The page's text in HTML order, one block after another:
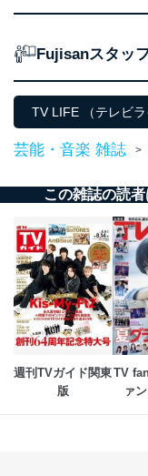
当社の定期購
2 いただいた方
人情報
3
当社カスタマー
Aサービス利
4
個人情報
当社の従業者の
人情報
Fujisanスタッ
TV LIFE （テレビ
芸能・音楽 雑誌 >
この雑誌の読
週刊TVガイド関東
版
TV
ァ